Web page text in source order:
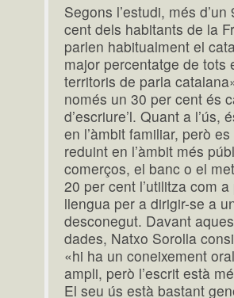
Segons l’estudi, més d’un
cent dels habitants de la
parlen habitualment el
major percentatge de tots
territoris de parla
només un 30 per cent és
d’escriure’l. Quant a l’ús,
en l’àmbit familiar, però es
reduint en l’àmbit més
comerços, el banc o el
20 per cent l’utilitza com
llengua per a dirigir-se a
desconegut. Davant
dades, Natxo Sorolla
«hi ha un coneixement
ampli, però l’escrit està
El seu ús està bastant